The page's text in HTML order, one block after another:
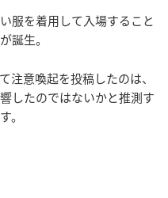
服を着用して入場すること
誕生。
注意喚起を投稿したのは、
したのではないかと推測す
。